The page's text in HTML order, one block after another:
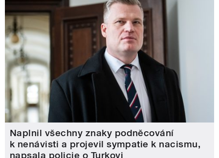
Naplnil všechny znaky podněcování
k nenávisti a projevil sympatie k nacismu,
napsala policie o Turkovi